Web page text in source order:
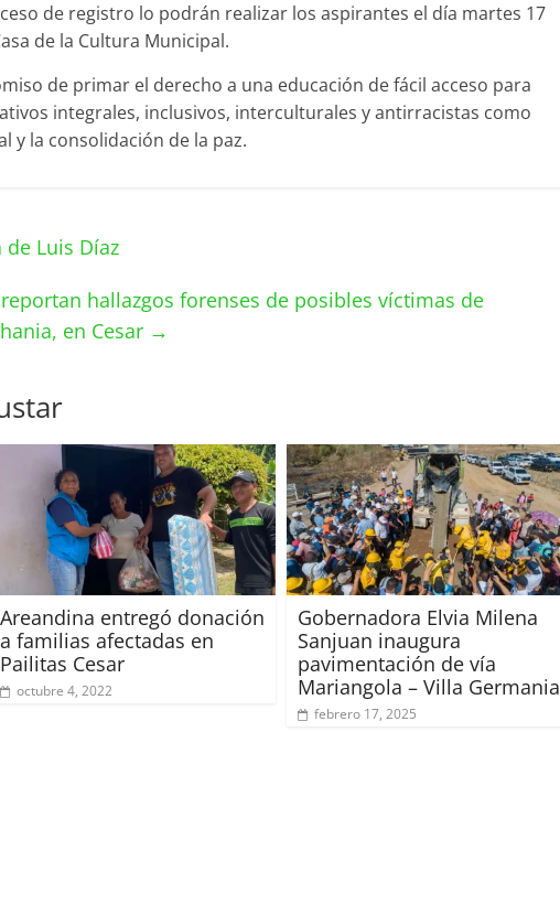
de registro lo podrán realizar los aspirantes el día martes 17
de la Cultura Municipal.
de primar el derecho a una educación de fácil acceso para
integrales, inclusivos, interculturales y antirracistas como
y la consolidación de la paz.
Luis Díaz
hallazgos forenses de posibles víctimas de
en Cesar →
Areandina entregó donación
a familias afectadas en
Pailitas Cesar
octubre 4, 2022
Gobernadora Elvia Milena
Sanjuan inaugura
pavimentación de vía
Mariangola – Villa Germania
febrero 17, 2025